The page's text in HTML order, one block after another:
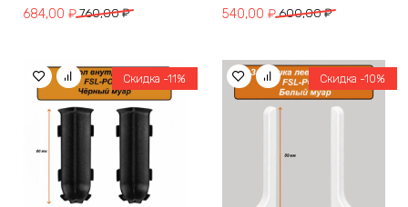
760,00₽
Первоначальная
760,00 ₽.
684,00 ₽
Текущая
600,00₽
Первоначальная
600,00 ₽.
540,00 ₽
Текущая
Скидка -11% Скидка -10%